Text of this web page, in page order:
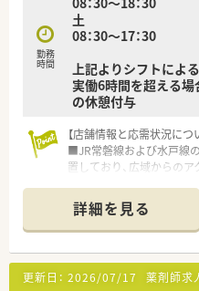
最短3～4年目でエリアマ
成長中の企業だからこそ
■勤務年数や年齢に関係
高年収希望の方はおすす
<設備面について>
り丁寧な服薬指導が可能な
■機器類に関しては、音声
テム･投薬カウンターに薬
が安心して働く事が出来
す。
<研修制度について>
■業務習得制度によるOJT
修、薬剤師全体研修、新
ます。
勤務
時間
土
08：30～17：30
上記よりシフトによ
実働6時間を超える場
の休憩付与
【店舗情報と応需状況につ
■JR常磐線および水戸線
置しており、広域からのア
を月に約1,820枚ほど応需
す。
■現在5名の薬剤師が在籍
域に根ざした付加価値の
【募集背景と求める人物像
詳細を見る
更新日： 2026/07/17 薬剤師求